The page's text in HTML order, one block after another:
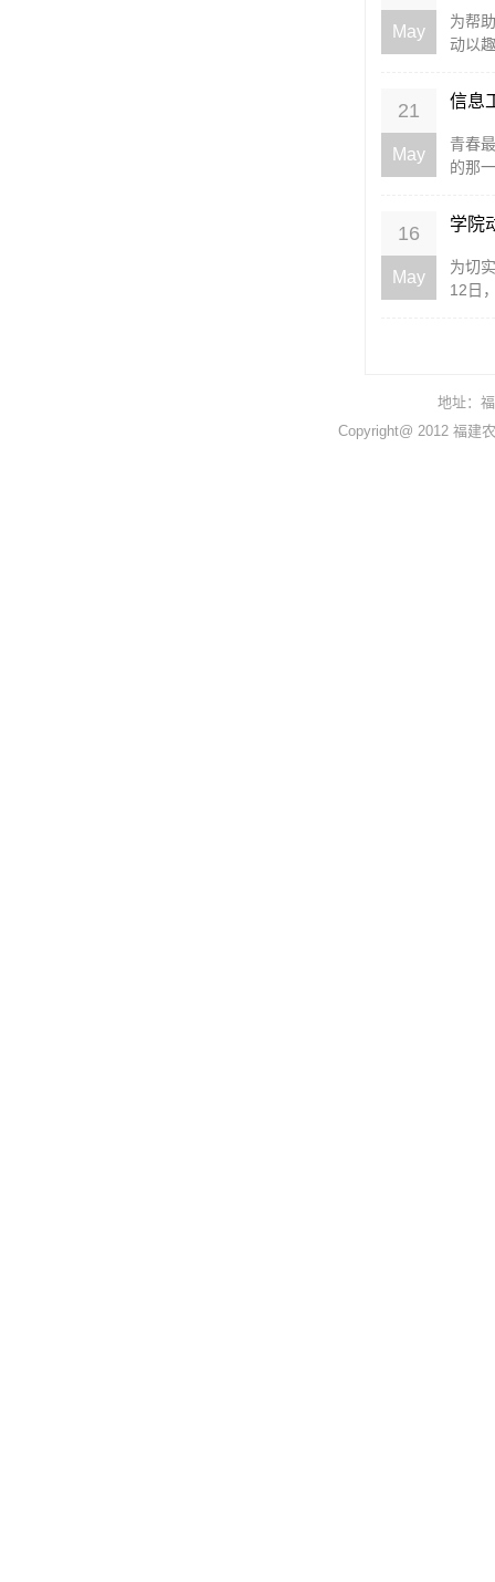
May
为帮
动以
21
May
信息
青春
的那
16
May
学院
为切
12日
地址：
Copyright@ 2012 福建